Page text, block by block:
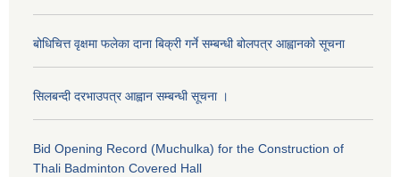
बोधिचित्त वृक्षमा फलेका दाना बिक्री गर्ने सम्बन्धी बोलपत्र आह्वानको सूचना
सिलबन्दी दरभाउपत्र आह्वान सम्बन्धी सूचना ।
Bid Opening Record (Muchulka) for the Construction of
Thali Badminton Covered Hall